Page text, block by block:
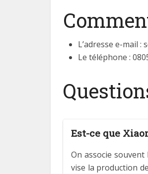
L’adresse e-mail :
Le téléphone :
Est-ce que
On associe
vise la production